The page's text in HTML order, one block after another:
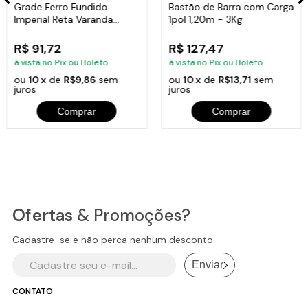
Grade Ferro Fundido
Imperial Reta Varanda
R$ 91,72
à vista no Pix ou Boleto
ou10 x de R$9,86 sem
juros
Comprar
Bastão de Barra com Carga
1pol 1,20m - 3Kg
R$ 127,47
à vista no Pix ou Boleto
ou 10 x de R$13,71 sem
juros
Comprar
CONTATO
Ofertas & Promoções?
Cadastre-se e não perca nenhum desconto
Enviar